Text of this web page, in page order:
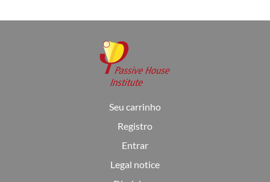
Seu carrinho
Registro
Entrar
Legal notice